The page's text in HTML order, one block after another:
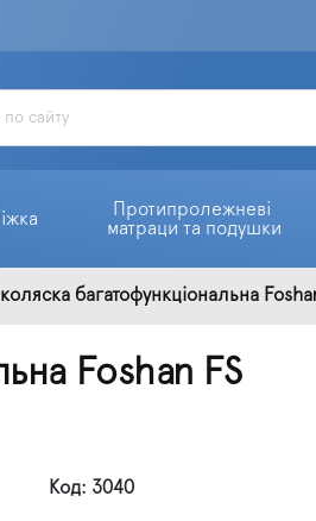
Протипролежневі
матраци та подушки
коляска багатофункціональна
Foshan FS
Код: 3040